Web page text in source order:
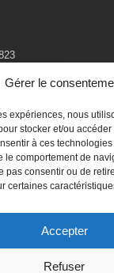
Gérer le
expériences, nous
stocker et/ou
à ces
le comportement de
pas consentir ou de
certaines
Accepter
Refuser